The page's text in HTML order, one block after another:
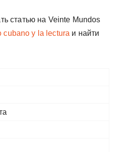
статью на Veinte Mundos
cubano y la lectura и найти